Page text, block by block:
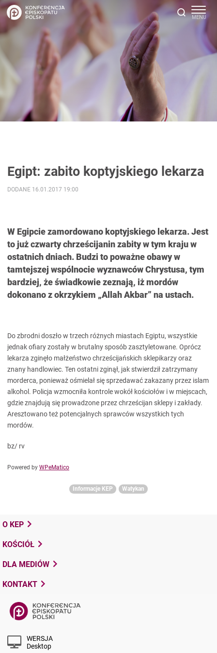
Egipt: zabito koptyjskiego lekarza
W Egipcie zamordowano koptyjskiego lekarza. Jest
to już czwarty chrześcijanin zabity w tym kraju w
ostatnich dniach. Budzi to poważne obawy w
tamtejszej wspólnocie wyznawców Chrystusa, tym
bardziej, że świadkowie zeznają, iż mordów
dokonano z okrzykiem „Allah Akbar” na ustach.
DODANE 16.01.2017 19:00
Do zbrodni doszło w trzech różnych miastach Egiptu, wszystkie
jednak ofiary zostały w brutalny sposób zasztyletowane. Oprócz
lekarza zginęło małżeństwo chrześcijańskich sklepikarzy oraz
znany handlowiec. Ten ostatni zginął, jak stwierdził zatrzymany
morderca, ponieważ ośmielał się sprzedawać zakazany przez islam
alkohol. Policja wzmocniła kontrole wokół kościołów i w miejscach,
gdzie znajdują się prowadzone przez chrześcijan sklepy i zakłady.
Aresztowano też potencjalnych sprawców wszystkich tych
mordów.
bz/ rv
Powered by WPeMatico
Informacje KEP Watykan
O KEP
KOŚCIÓŁ
DLA MEDIÓW
KONTAKT
WERSJA
Desktop